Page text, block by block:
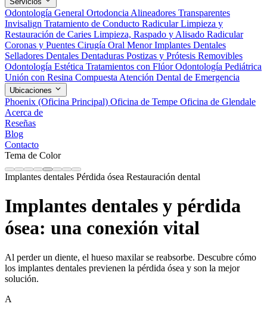
Odontología General Ortodoncia Alineadores Transparentes
Invisalign Tratamiento de Conducto RadicularLimpieza y
Restauración de Caries Limpieza, Raspado y Alisado Radicular
Coronas y Puentes Cirugía Oral MenorImplantes Dentales
Selladores Dentales Dentaduras Postizas y Prótesis Removibles
Odontología Estética Tratamientos con FlúorOdontología Pediátrica
Unión con Resina Compuesta Atención Dental de Emergencia
Ubicaciones
Phoenix (Oficina Principal) Oficina de Tempe Oficina de Glendale
Acerca de
Reseñas
Blog
Contacto
Tema de Color
Implantes dentales Pérdida ósea Restauración dental
Implantes dentales y pérdida
ósea: una conexión vital
Al perder un diente, el hueso maxilar se reabsorbe. Descubre cómo
los implantes dentales previenen la pérdida ósea y son la mejor
solución.
A